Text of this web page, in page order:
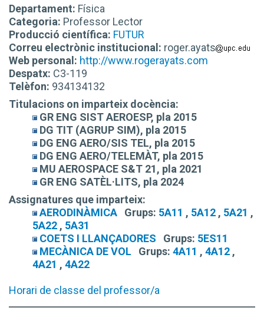
Departament: Física
Categoria: Professor Lector
Producció científica: FUTUR
Correu electrònic institucional: roger.ayats
Web personal: http://www.rogerayats.com
Despatx: C3-119
Telèfon: 934134132
Titulacions on imparteix docència:
GR ENG SIST AEROESP, pla 2015
DG TIT (AGRUP SIM), pla 2015
DG ENG AERO/SIS TEL, pla 2015
DG ENG AERO/TELEMÀT, pla 2015
MU AEROSPACE S&T 21, pla 2021
GR ENG SATÈL·LITS, pla 2024
Assignatures que imparteix:
AERODINÀMICA
Grups: 5A11 , 5A12 , 5A21 ,
5A22 , 5A31
COETS I LLANÇADORES
Grups: 5ES11
MECÀNICA DE VOL
Grups: 4A11 , 4A12 ,
4A21 , 4A22
Horari de classe del professor/a